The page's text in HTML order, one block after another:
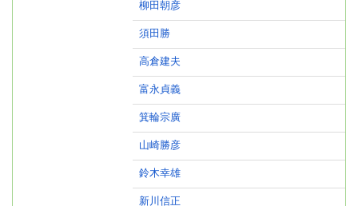
柳田朝彦
須田勝
高倉建夫
富永貞義
箕輪宗廣
山崎勝彦
鈴木幸雄
新川信正